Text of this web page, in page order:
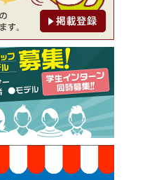
割引 特価 鼻毛脱毛 半額 2,2
ズ専門ワックス脱毛サロン Mi
まつ毛カール 3,850円→ 2,7
ルミエール））
ス（餃子酒場たっちゃん 西